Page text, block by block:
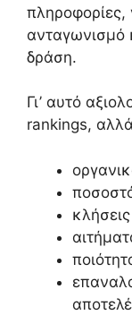
πληροφορίες,
ανταγωνισμό
δράση.
Γι’ αυτό
rankings,